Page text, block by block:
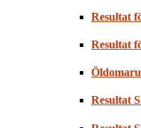
Resultat
Resultat
Resultat